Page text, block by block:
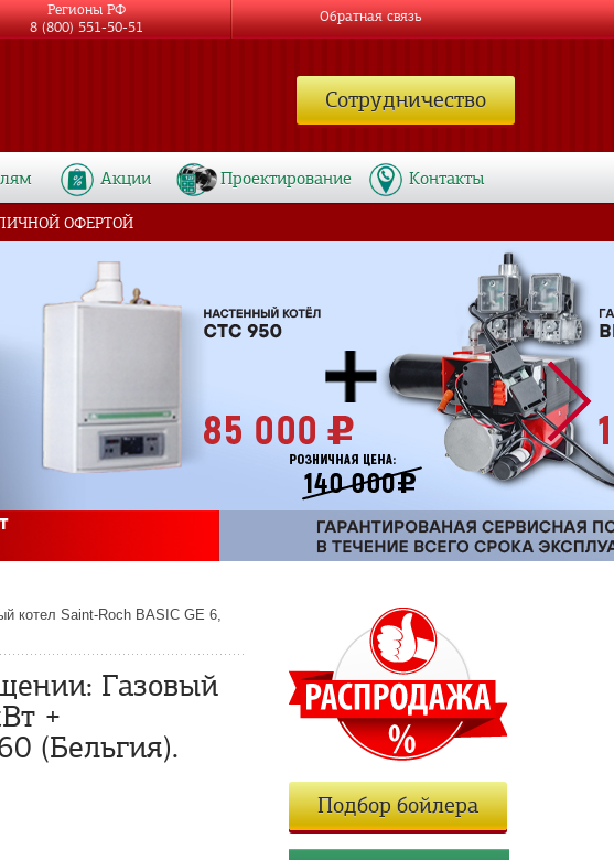
котел Saint-Roch BASIC GE 6,
Газовый
+
(Бельгия).
Подбор бойлера
Сотрудничество
Акции Проектирование Контакты
Регионы РФ
8 (800) 551-50-51
Обратная связь
ОФЕРТОЙ